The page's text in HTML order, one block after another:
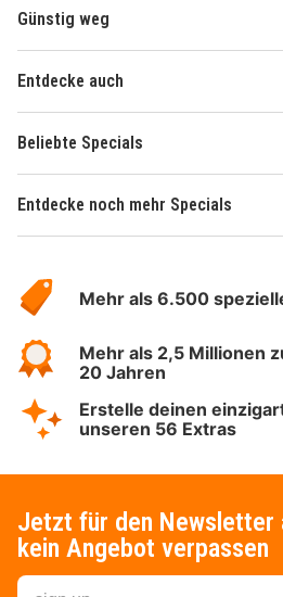
Günstig weg
Entdecke auch
Beliebte Specials
Entdecke noch mehr Specials
Hotelspecials
Mehr als 6.500
Mehr als 2,5 Millionen
20 Jahren
Erstelle deinen
unseren 56 Extras
Jetzt für den Newsletter
kein Angebot verpassen